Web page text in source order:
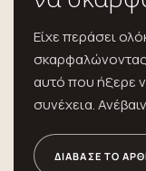
Είχε περάσει
αυτό που ήξερε
συνέχεια.
ΔΙΆΒΑΣΕ ΤΟ